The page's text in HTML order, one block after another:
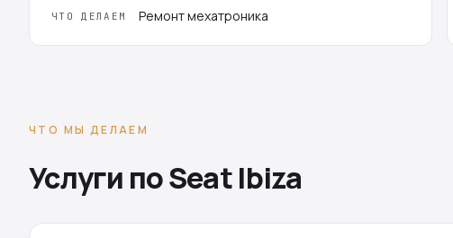
ЧТО ДЕЛАЕМ Ремонт мехатроника
ЧТО МЫ ДЕЛАЕМ
Услуги по Seat Ibiza